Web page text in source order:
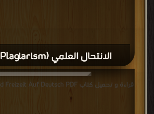
الانتحال العلمي (Plagiarism) PDF
قراءة و تحميل كتاب Kultur und Freizeit Auf Deutsch PDF مجانا